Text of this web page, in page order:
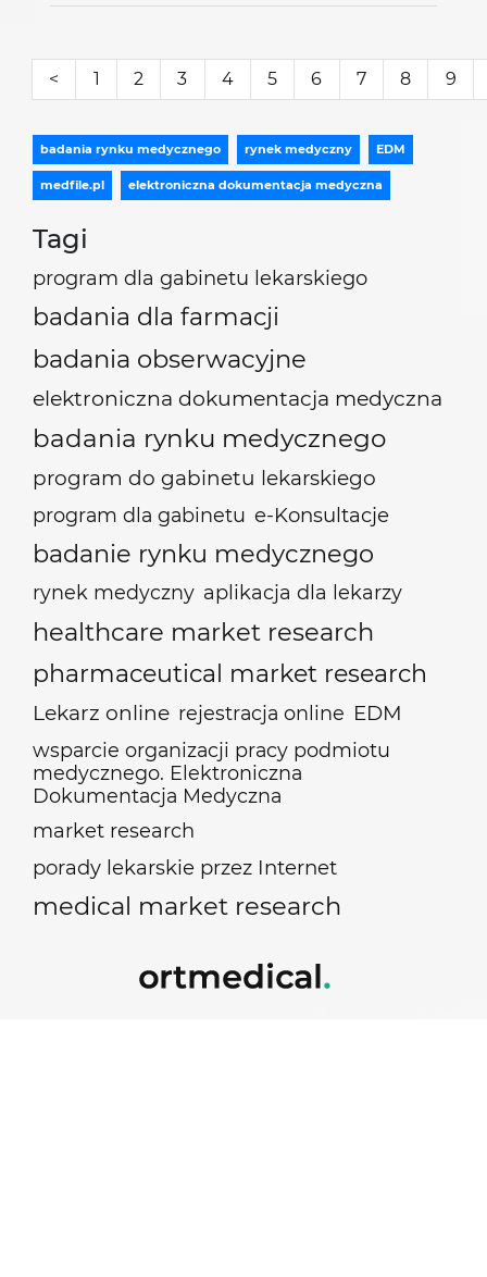
< 1 2 3 4 5 6 7 8 9
badania rynku medycznego rynek medyczny EDM
medfile.pl elektroniczna dokumentacja medyczna
Tagi
program dla gabinetu lekarskiego
badania dla farmacji
badania obserwacyjne
elektroniczna dokumentacja medyczna
badania rynku medycznego
program do gabinetu lekarskiego
program dla gabinetu e-Konsultacje
badanie rynku medycznego
rynek medyczny aplikacja dla lekarzy
healthcare market research
pharmaceutical market research
Lekarz online rejestracja online EDM
wsparcie organizacji pracy podmiotu
medycznego. Elektroniczna
Dokumentacja Medyczna
market research
porady lekarskie przez Internet
medical market research